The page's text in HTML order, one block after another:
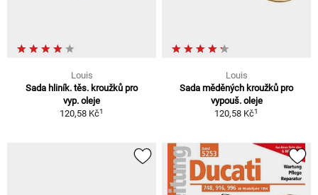
Louis
Sada hliník. těs. kroužků pro
vyp. oleje
120,58 Kč1
Louis
Sada měděných kroužků pro
vypouš. oleje
120,58 Kč1